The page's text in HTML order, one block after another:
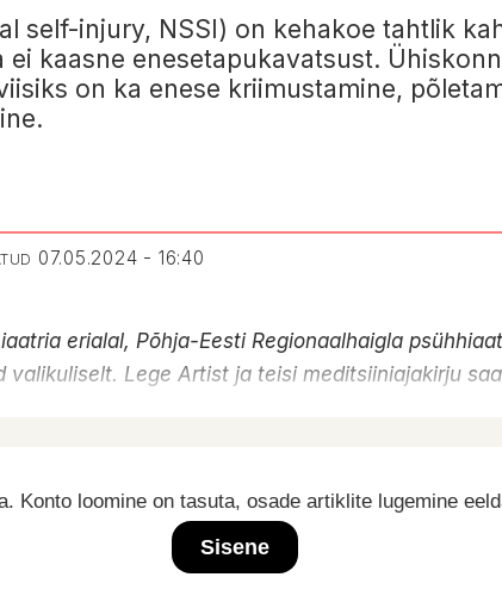
self-injury, NSSI) on kehakoe tahtlik
kaasne enesetapukavatsust.
on ka enese kriimustamine,
07.05.2024 - 16:40
erialal, Põhja-Eesti Regionaalhaigla
valikuliselt. Lege Artist ja teisi meditsiiniajakirju
Konto loomine on tasuta, osade artiklite lugemine
Sisene